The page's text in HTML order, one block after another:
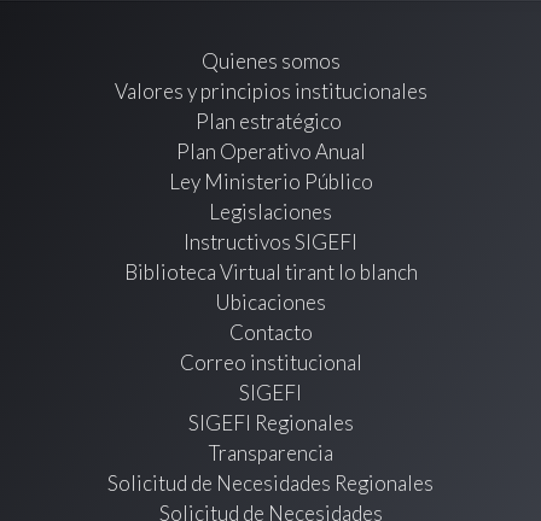
Quienes somos
Valores y principios institucionales
Plan estratégico
Plan Operativo Anual
Ley Ministerio Público
Legislaciones
Instructivos SIGEFI
Biblioteca Virtual tirant lo blanch
Ubicaciones
Contacto
Correo institucional
SIGEFI
SIGEFI Regionales
Transparencia
Solicitud de Necesidades Regionales
Solicitud de Necesidades